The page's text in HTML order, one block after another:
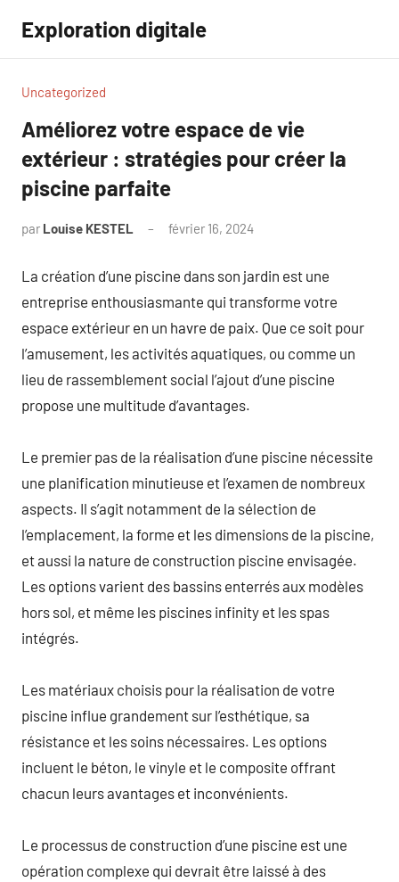
contenu
Exploration digitale
Uncategorized
Améliorez votre espace de vie
extérieur : stratégies pour créer la
piscine parfaite
par Louise KESTEL février 16, 2024
La création d’une piscine dans son jardin est une
entreprise enthousiasmante qui transforme votre
espace extérieur en un havre de paix. Que ce soit pour
l’amusement, les activités aquatiques, ou comme un
lieu de rassemblement social l’ajout d’une piscine
propose une multitude d’avantages.
Le premier pas de la réalisation d’une piscine nécessite
une planification minutieuse et l’examen de nombreux
aspects. Il s’agit notamment de la sélection de
l’emplacement, la forme et les dimensions de la piscine,
et aussi la nature de construction piscine envisagée.
Les options varient des bassins enterrés aux modèles
hors sol, et même les piscines infinity et les spas
intégrés.
Les matériaux choisis pour la réalisation de votre
piscine influe grandement sur l’esthétique, sa
résistance et les soins nécessaires. Les options
incluent le béton, le vinyle et le composite offrant
chacun leurs avantages et inconvénients.
Le processus de construction d’une piscine est une
opération complexe qui devrait être laissé à des